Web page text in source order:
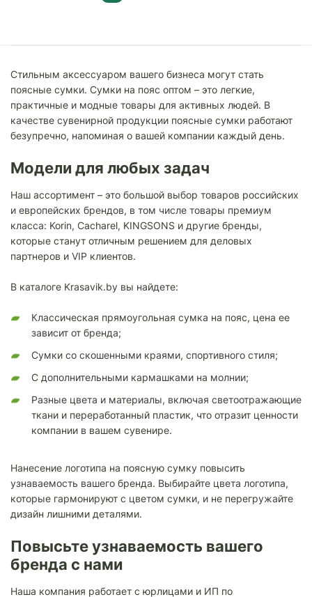
Стильным аксессуаром вашего бизнеса могут стать
поясные сумки. Сумки на пояс оптом – это легкие,
практичные и модные товары для активных людей. В
качестве сувенирной продукции поясные сумки работают
безупречно, напоминая о вашей компании каждый день.
Модели для любых задач
Наш ассортимент – это большой выбор товаров российских
и европейских брендов, в том числе товары премиум
класса: Korin, Cacharel, KINGSONS и другие бренды,
которые станут отличным решением для деловых
партнеров и VIP клиентов.
В каталоге Krasavik.by вы найдете:
Классическая прямоугольная сумка на пояс, цена ее
зависит от бренда;
Сумки со скошенными краями, спортивного стиля;
С дополнительными кармашками на молнии;
Разные цвета и материалы, включая светоотражающие
ткани и переработанный пластик, что отразит ценности
компании в вашем сувенире.
Нанесение логотипа на поясную сумку повысить
узнаваемость вашего бренда. Выбирайте цвета логотипа,
которые гармонируют с цветом сумки, и не перегружайте
дизайн лишними деталями.
Повысьте узнаваемость вашего
бренда с нами
Наша компания работает с юрлицами и ИП по